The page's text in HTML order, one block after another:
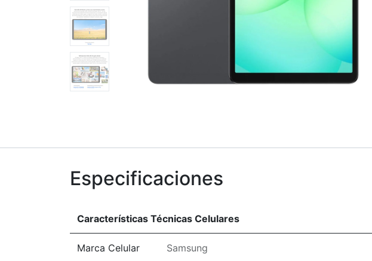
Especificaciones
Características Técnicas Celulares
Marca Celular Samsung